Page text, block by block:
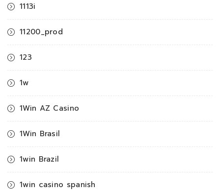
1113i
11200_prod
123
1w
1Win AZ Casino
1Win Brasil
1win Brazil
1win casino spanish